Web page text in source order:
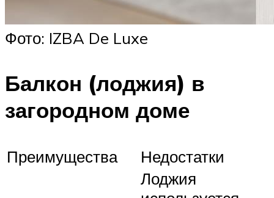
Фото: IZBA De Luxe
Балкон (лоджия) в
загородном доме
Преимущества Недостатки
Лоджия